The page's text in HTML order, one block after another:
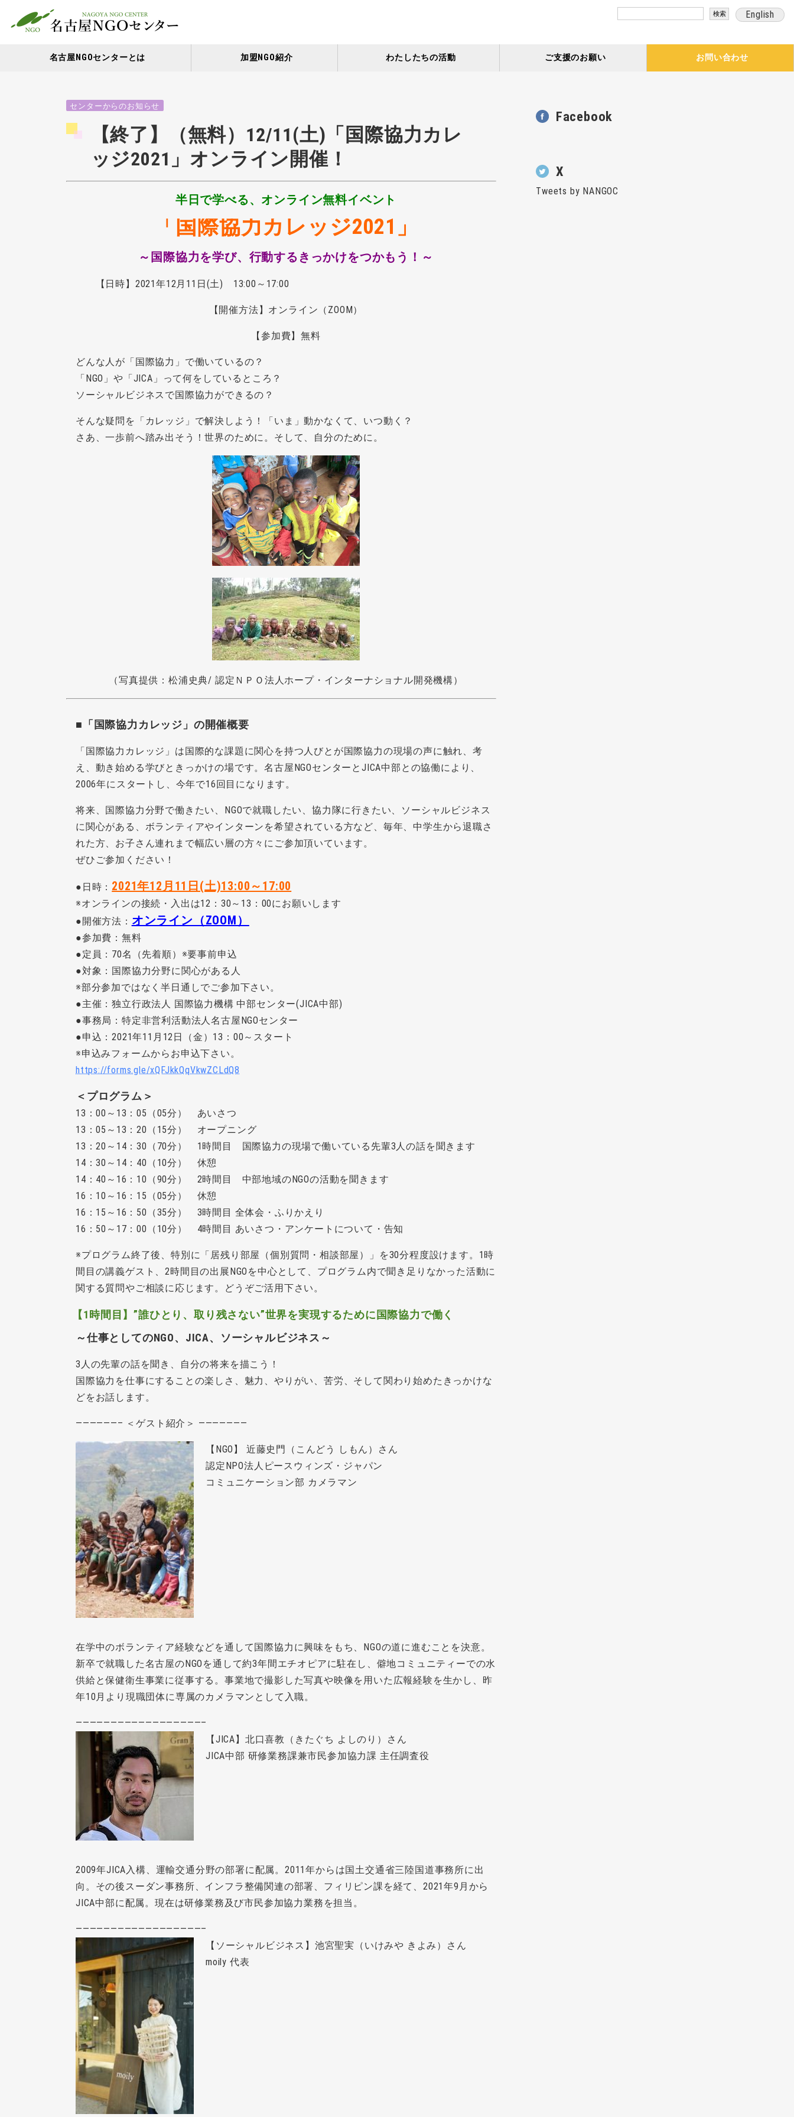
English
名古屋NGOセンターとは 加盟NGO紹介 わたしたちの活動 ご支援のお願い お問い合わせ
センターからのお知らせ
【終了】（無料）12/11(土)「国際協力カレ
ッジ2021」オンライン開催！
半日で学べる、オンライン無料イベント
「国際協力カレッジ2021」
～国際協力を学び、行動するきっかけをつかもう！～
【日時】2021年12月11日(土) 13:00～17:00
【開催方法】オンライン（ZOOM）
【参加費】無料
どんな人が「国際協力」で働いているの？
「NGO」や「JICA」って何をしているところ？
ソーシャルビジネスで国際協力ができるの？
そんな疑問を「カレッジ」で解決しよう！「いま」動かなくて、いつ動く？
さあ、一歩前へ踏み出そう！世界のために。そして、自分のために。
（写真提供：松浦史典/ 認定ＮＰＯ法人ホープ・インターナショナル開発機構）
■「国際協力カレッジ」の開催概要
「国際協力カレッジ」は国際的な課題に関心を持つ人びとが国際協力の現場の声に触れ、考
え、動き始める学びときっかけの場です。名古屋NGOセンターとJICA中部との協働により、
2006年にスタートし、今年で16回目になります。
将来、国際協力分野で働きたい、NGOで就職したい、協力隊に行きたい、ソーシャルビジネス
に関心がある、ボランティアやインターンを希望されている方など、毎年、中学生から退職さ
れた方、お子さん連れまで幅広い層の方々にご参加頂いています。
ぜひご参加ください！
●日時： 2021年12月11日(土)13:00～17:00
※オンラインの接続・入出は12：30～13：00にお願いします
●開催方法： オンライン（ZOOM）
●参加費：無料
●定員：70名（先着順）※要事前申込
●対象：国際協力分野に関心がある人
※部分参加ではなく半日通しでご参加下さい。
●主催：独立行政法人 国際協力機構 中部センター(JICA中部)
●事務局：特定非営利活動法人名古屋NGOセンター
●申込：2021年11月12日（金）13：00～スタート
※申込みフォームからお申込下さい。
https://forms.gle/xQFJkkQqVkwZCLdQ8
＜プログラム＞
13：00～13：05（05分） あいさつ
13：05～13：20（15分） オープニング
13：20～14：30（70分） 1時間目 国際協力の現場で働いている先輩3人の話を聞きます
14：30～14：40（10分） 休憩
14：40～16：10（90分） 2時間目 中部地域のNGOの活動を聞きます
16：10～16：15（05分） 休憩
16：15～16：50（35分） 3時間目 全体会・ふりかえり
16：50～17：00（10分） 4時間目 あいさつ・アンケートについて・告知
※プログラム終了後、特別に「居残り部屋（個別質問・相談部屋）
」を30分程度設けます。1時
間目の講義ゲスト、2時間目の出展 NGOを中心として、プログラム内で聞き足りなかった活動に
関す る質問やご相談に応じます。どうぞご活用下さい。
【1時間目】”誰ひとり、取り残さない”世界を実現するために 国際協力で働く
～仕事としてのNGO、JICA、ソーシャルビジネス～
3人の先輩の話を聞き、自分の将来を描こう！
国際協力を仕事にすることの楽しさ、魅力、やりがい、苦労、そして関わり始めたきっかけな
どをお話します。
——————– ＜ゲスト紹介＞ ———————
【NGO】 近藤史門（こんどう しもん）さん
認定NPO法人ピースウィンズ・ジャパン
コミュニケーション部 カメラマン
在学中のボランティア経験などを通して国際協力に興味をもち、NGOの道に進むことを決意。
新卒で就職した名古屋のNGOを通して約3年間エチオピアに駐在し、僻地コミュニティーでの水
供給と保健衛生事業に従事する。事業地で撮影した写真や映像を用いた広報経験を生かし、昨
年10月より現職団体に専属のカメラマンとして入職。
——————————————————–
【JICA】北口喜教（きたぐち よしのり）さん
JICA中部 研修業務課兼市民参加協力課 主任調査役
2009年JICA入構、運輸交通分野の部署に配属。2011年からは国土交通省三陸国道事務所に出
向。その後スーダン事務所、インフラ整備関連の部署、フィリピン課を経て、2021年9月から
JICA中部に配属。現在は研修業務及び市民参加協力業務を担当。
——————————————————–
【ソーシャルビジネス】池宮聖実（いけみや きよみ）さん
moily 代表
Facebook
X
Tweets by NANGOC